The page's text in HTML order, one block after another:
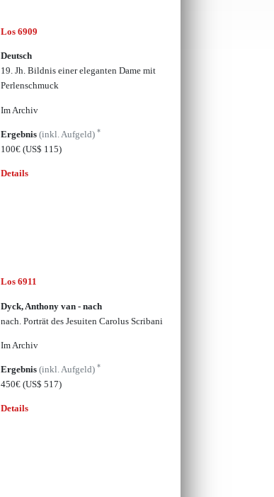
Los 6909
Deutsch
19. Jh. Bildnis einer eleganten Dame mit
Perlenschmuck
Im Archiv
Ergebnis (inkl. Aufgeld) *
100€ (US$ 115)
Details
Los 6911
Dyck, Anthony van - nach
nach. Porträt des Jesuiten Carolus Scribani
Im Archiv
Ergebnis (inkl. Aufgeld) *
450€ (US$ 517)
Details